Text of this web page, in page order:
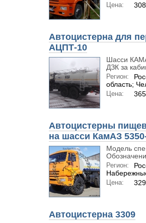
Цена:
Автоцистерна для
АЦПТ-10
Шасси
ДЗК за
Регион:
область;
Цена:
Автоцистерны
на шасси КамАЗ
Модель
Регион:
Цена:
Автоцистерна 3309